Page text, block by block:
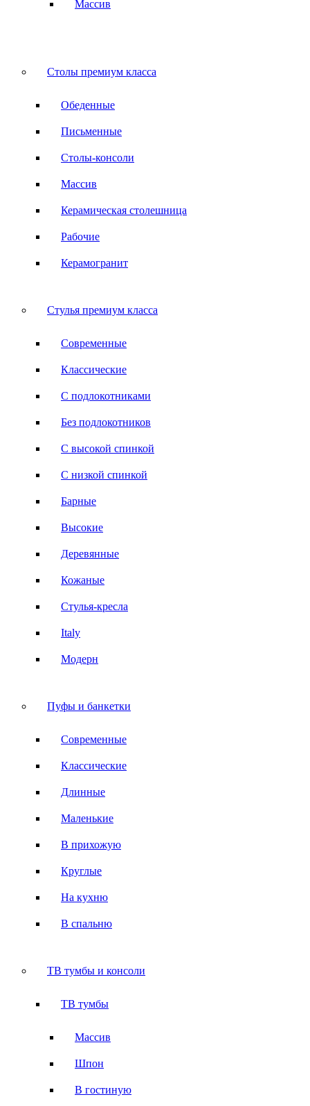
Массив
Столы премиум класса
Обеденные
Письменные
Столы-консоли
Массив
Керамическая столешница
Рабочие
Керамогранит
Стулья премиум класса
Современные
Классические
С подлокотниками
Без подлокотников
С высокой спинкой
С низкой спинкой
Барные
Высокие
Деревянные
Кожаные
Стулья-кресла
Italy
Модерн
Пуфы и банкетки
Современные
Классические
Длинные
Маленькие
В прихожую
Круглые
На кухню
В спальню
ТВ тумбы и консоли
ТВ тумбы
Массив
Шпон
В гостиную